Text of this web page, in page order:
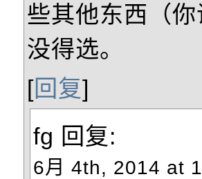
些其他东西（
没得选。
[回复]
fg 回复:
6月 4th, 2014 at